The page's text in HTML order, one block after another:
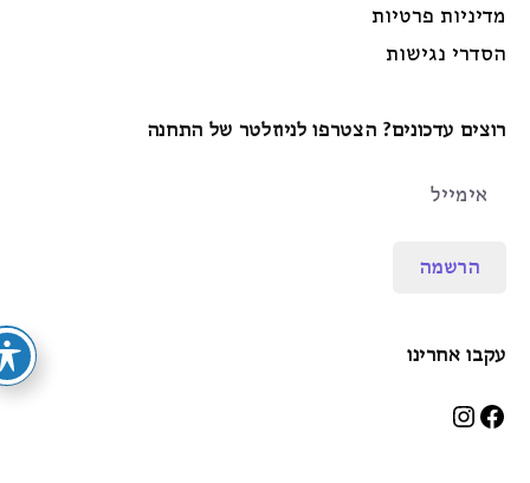
מדיניות פרטיות
הסדרי נגישות
רוצים עדכונים? הצטרפו לניוזלטר של התחנה
הרשמה
עקבו אחרינו